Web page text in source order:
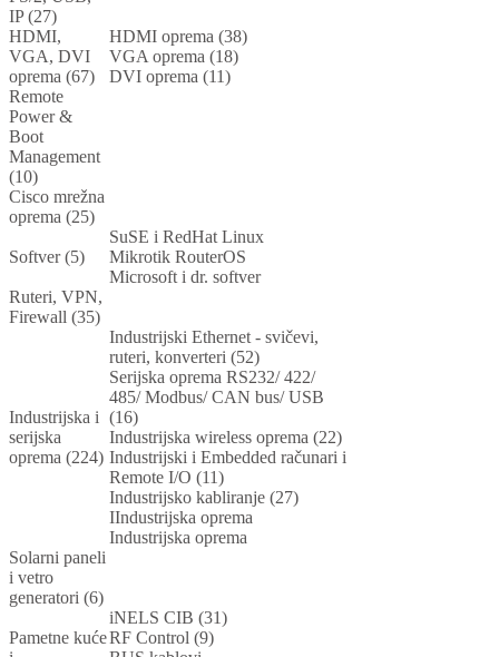
IP (27)
HDMI,
VGA, DVI
oprema (67)
HDMI oprema (38)
VGA oprema (18)
DVI oprema (11)
Remote
Power &
Boot
Management
(10)
Cisco mrežna
oprema (25)
Softver (5)
SuSE i RedHat Linux
Mikrotik RouterOS
Microsoft i dr. softver
Ruteri, VPN,
Firewall (35)
Industrijska i
serijska
oprema (224)
Industrijski Ethernet - svičevi,
ruteri, konverteri (52)
Serijska oprema RS232/ 422/
485/ Modbus/ CAN bus/ USB
(16)
Industrijska wireless oprema (22)
Industrijski i Embedded računari i
Remote I/O (11)
Industrijsko kabliranje (27)
IIndustrijska oprema
Industrijska oprema
Solarni paneli
i vetro
generatori (6)
Pametne kuće
iNELS CIB (31)
RF Control (9)